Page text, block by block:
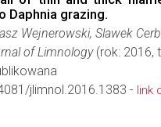
grazing.
Wejnerowski, Slawek
of Limnology(rok: 2016,
jlimnol.2016.1383 - link